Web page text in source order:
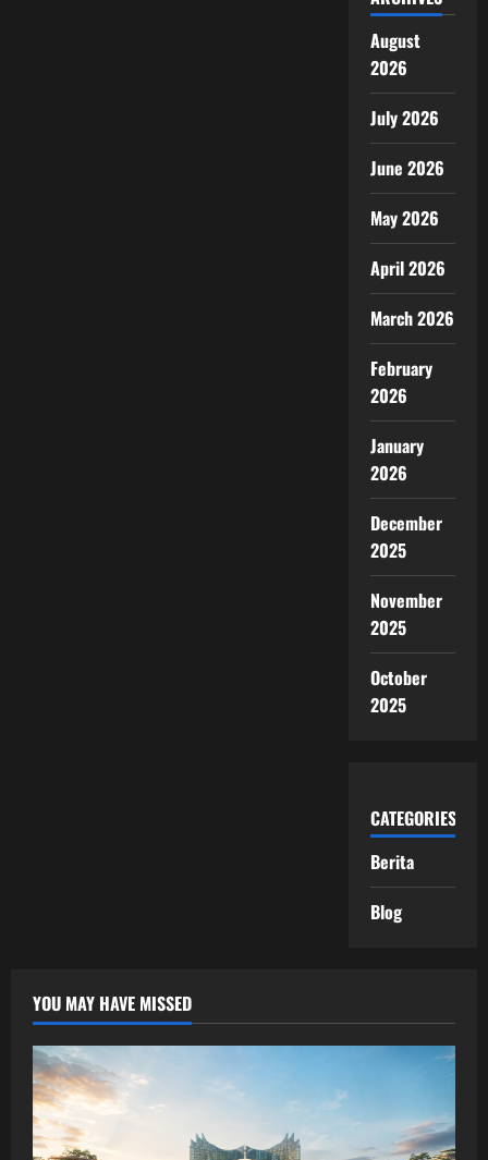
August
2026
July 2026
June 2026
May 2026
April 2026
March 2026
February
2026
January
2026
December
2025
November
2025
October
2025
CATEGORIES
Berita
Blog
YOU MAY HAVE MISSED